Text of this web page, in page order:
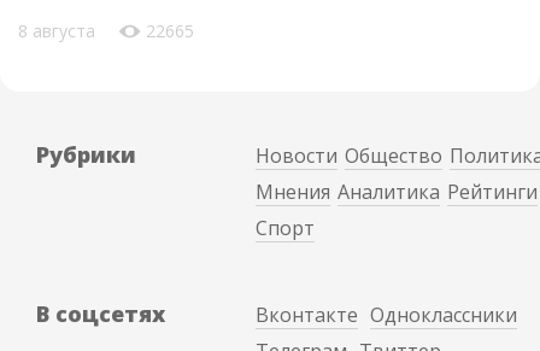
8 августа 22665
Рубрики Новости Общество
Мнения Аналитика Рейтинги
Спорт
В соцсетях Вконтакте Одноклассники